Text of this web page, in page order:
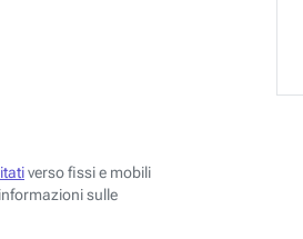
verso fissi e mobili
sulle